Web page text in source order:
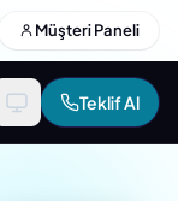
Müşteri Paneli
Teklif Al